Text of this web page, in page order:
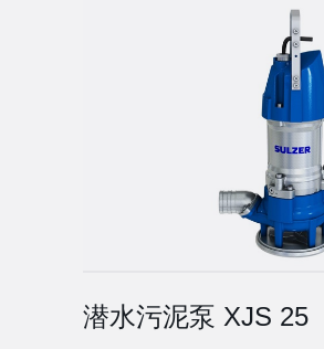
潜水污泥泵 XJS 25